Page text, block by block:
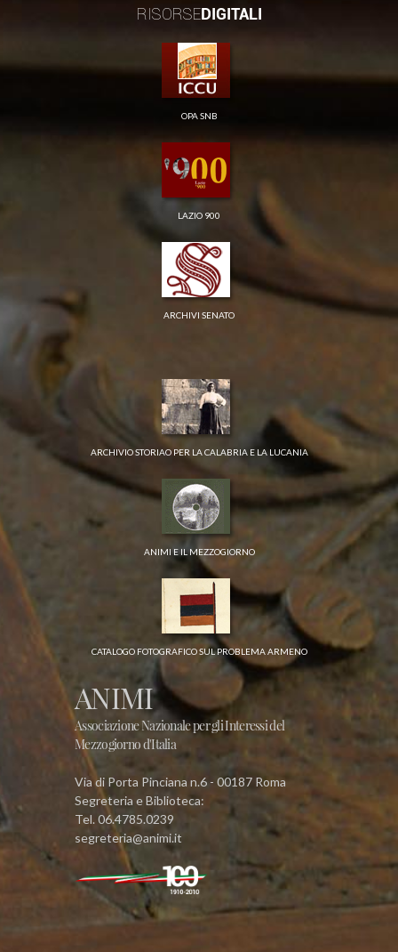
RISORSEDIGITALI
OPA SNB
LAZIO 900
ARCHIVI SENATO
ARCHIVIO STORIAO PER LA CALABRIA E LA LUCANIA
ANIMI E IL MEZZOGIORNO
CATALOGO FOTOGRAFICO SUL PROBLEMA ARMENO
ANIMI
Associazione Nazionale per gli Interessi del
Mezzogiorno d'Italia
Via di Porta Pinciana n.6 - 00187 Roma
Segreteria e Biblioteca:
Tel. 06.4785.0239
segreteria@animi.it